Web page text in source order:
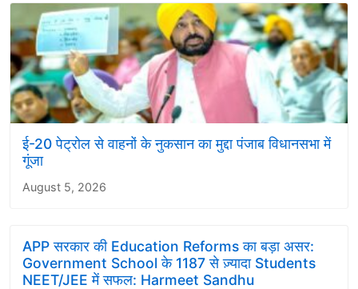
ई-20 पेट्रोल से वाहनों के नुकसान का मुद्दा पंजाब विधानसभा में
गूंजा
August 5, 2026
APP सरकार की Education Reforms का बड़ा असर:
Government School के 1187 से ज़्यादा Students
NEET/JEE में सफल: Harmeet Sandhu